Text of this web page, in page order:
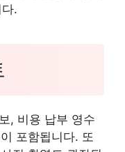
.
, 비용 납부 영수
포함됩니다. 또